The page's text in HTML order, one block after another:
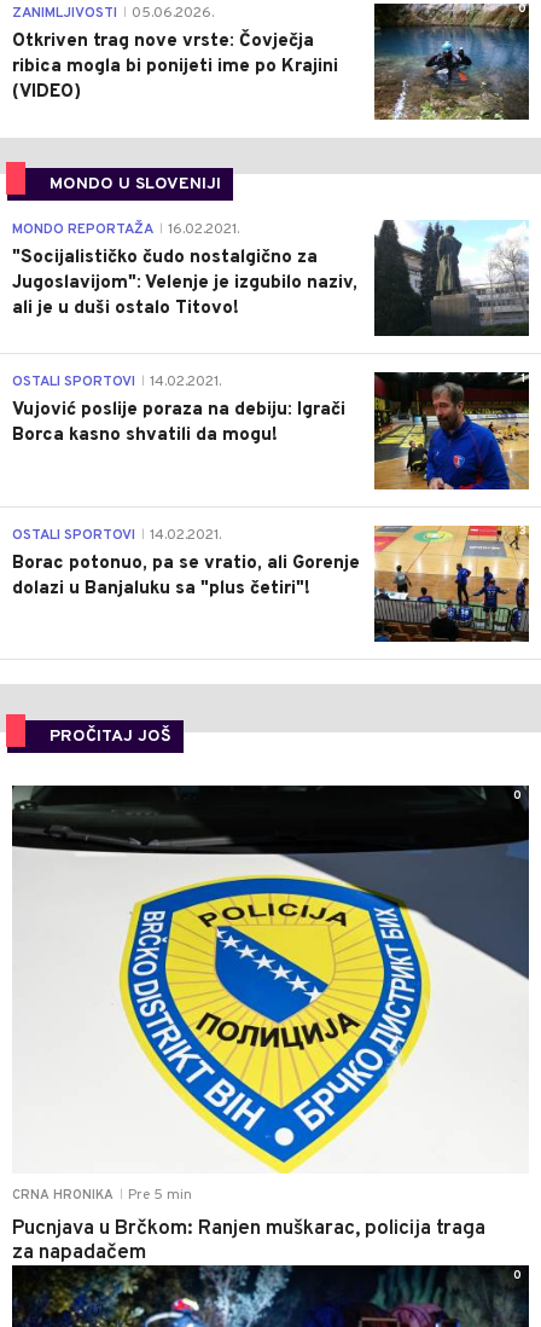
0
ZANIMLJIVOSTI 05.06.2026.
Otkriven trag nove vrste: Čovječja
ribica mogla bi ponijeti ime po Krajini
(VIDEO)
MONDO U SLOVENIJI
4
MONDO REPORTAŽA 16.02.2021.
"Socijalističko čudo nostalgično za
Jugoslavijom": Velenje je izgubilo naziv,
ali je u duši ostalo Titovo!
1
OSTALI SPORTOVI 14.02.2021.
Vujović poslije poraza na debiju: Igrači
Borca kasno shvatili da mogu!
3
OSTALI SPORTOVI 14.02.2021.
Borac potonuo, pa se vratio, ali Gorenje
dolazi u Banjaluku sa "plus četiri"!
PROČITAJ JOŠ
CRNA HRONIKA Pre 5 min
Pucnjava u Brčkom: Ranjen muškarac, policija traga
za napadačem
0
0